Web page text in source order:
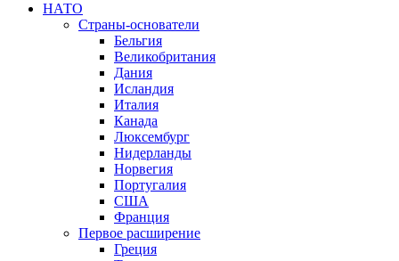
НАТО
Страны-основатели
Бельгия
Великобритания
Дания
Исландия
Италия
Канада
Люксембург
Нидерланды
Норвегия
Португалия
США
Франция
Первое расширение
Греция